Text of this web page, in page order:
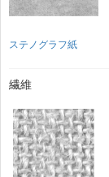
ステノグラフ紙
繊維